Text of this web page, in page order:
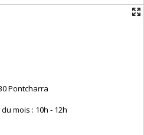
Pontcharra
mois : 10h - 12h